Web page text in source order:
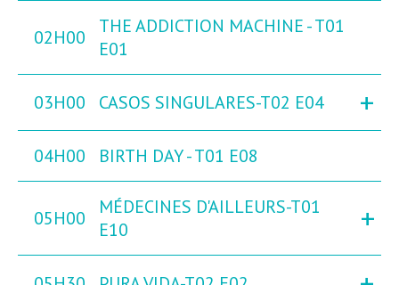
02H00
THE ADDICTION MACHINE - T01
E01
03H00 CASOS SINGULARES-T02 E04 +
04H00 BIRTH DAY - T01 E08
05H00
MÉDECINES D'AILLEURS-T01
E10
+